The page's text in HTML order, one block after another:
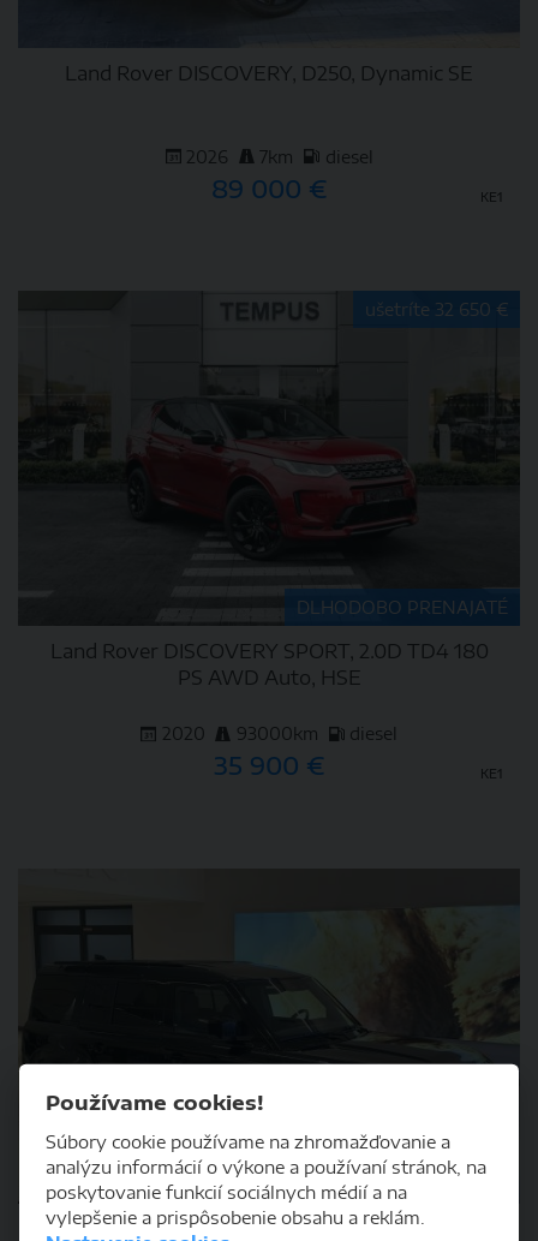
Land Rover DISCOVERY, D250, Dynamic SE
2026 7km diesel
89 000 € KE1
DLHODOBO PRENAJATÉ
ušetríte 32 650 €
Land Rover DISCOVERY SPORT, 2.0D TD4 180
PS AWD Auto, HSE
2020 93000km diesel
35 900 € KE1
Land Rover DEFENDER, D350, Dynamic SE
Používame cookies!
Súbory cookie používame na zhromažďovanie a
analýzu informácií o výkone a používaní stránok, na
poskytovanie funkcií sociálnych médií a na
vylepšenie a prispôsobenie obsahu a reklám.